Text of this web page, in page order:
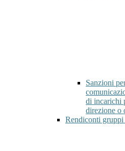
Sanzioni
di incarichi
direzione o
Rendiconti